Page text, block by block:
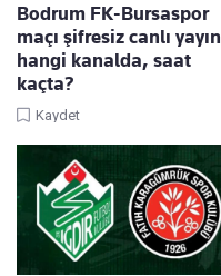
Bodrum FK-Bursaspor
maçı şifresiz canlı yayın
hangi kanalda, saat
kaçta?
Kaydet